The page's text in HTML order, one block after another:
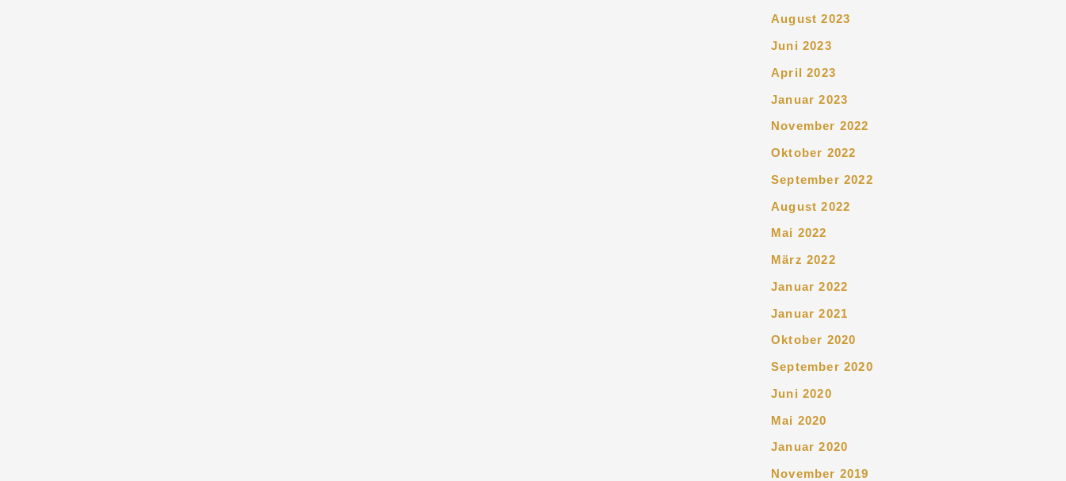
August 2023
Juni 2023
April 2023
Januar 2023
November 2022
Oktober 2022
September 2022
August 2022
Mai 2022
März 2022
Januar 2022
Januar 2021
Oktober 2020
September 2020
Juni 2020
Mai 2020
Januar 2020
November 2019